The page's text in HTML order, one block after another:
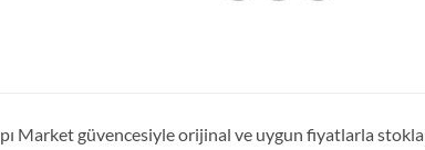
Market güvencesiyle orijinal ve uygun fiyatlarla